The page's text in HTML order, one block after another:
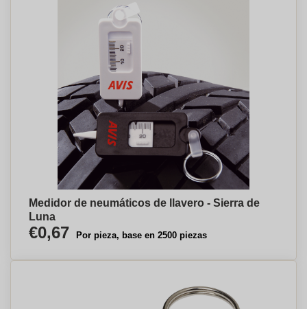
Medidor de neumáticos de llavero - Sierra de
Luna
€0,67 Por pieza, base en 2500 piezas